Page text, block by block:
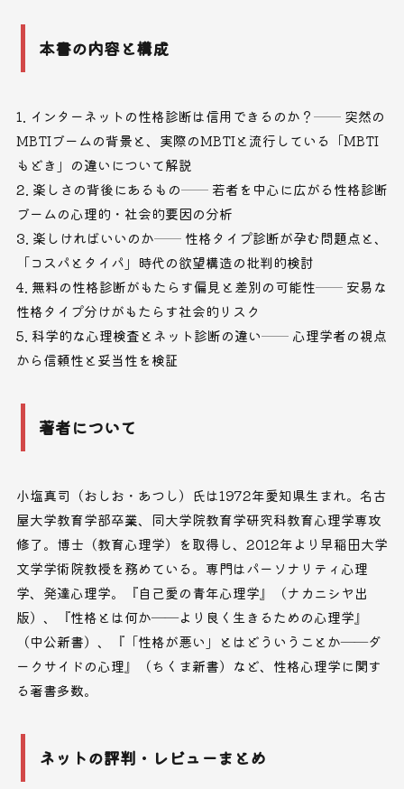
本書の内容と構成
インターネットの性格診断は信用できるのか？── 突然の
MBTIブームの背景と、実際のMBTIと流行している「MBTI
もどき」の違いについて解説
楽しさの背後にあるもの── 若者を中心に広がる性格診断
ブームの心理的・社会的要因の分析
楽しければいいのか── 性格タイプ診断が孕む問題点と、
「コスパとタイパ」時代の欲望構造の批判的検討
無料の性格診断がもたらす偏見と差別の可能性── 安易な
性格タイプ分けがもたらす社会的リスク
科学的な心理検査とネット診断の違い── 心理学者の視点
から信頼性と妥当性を検証
著者について
小塩真司（おしお・あつし）氏は1972年愛知県生まれ。名古
屋大学教育学部卒業、同大学院教育学研究科教育心理学専攻
修了。博士（教育心理学）を取得し、2012年より早稲田大学
文学学術院教授を務めている。専門はパーソナリティ心理
学、発達心理学。『自己愛の青年心理学』（ナカニシヤ出
版）、『性格とは何か――より良く生きるための心理学』
（中公新書）、『「性格が悪い」とはどういうことか――ダ
ークサイドの心理』（ちくま新書）など、性格心理学に関す
る著書多数。
ネットの評判・レビューまとめ